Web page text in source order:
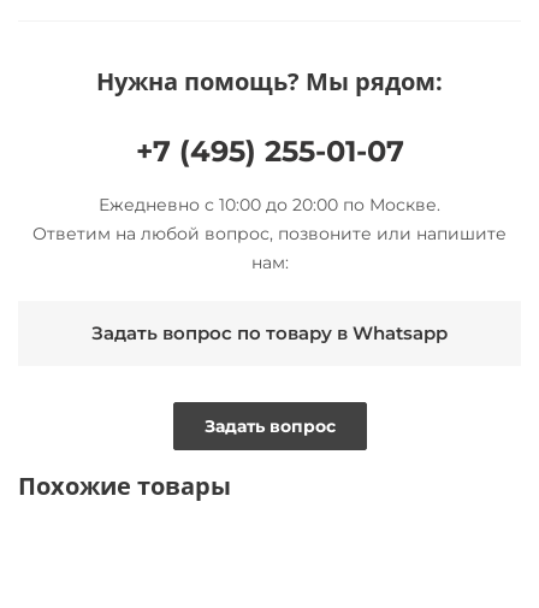
Нужна помощь? Мы рядом:
+7 (495) 255-01-07
Ежедневно с 10:00 до 20:00 по Москве.
Ответим на любой вопрос, позвоните или напишите
нам:
Задать вопрос по товару в Whatsapp
Задать вопрос
Похожие товары